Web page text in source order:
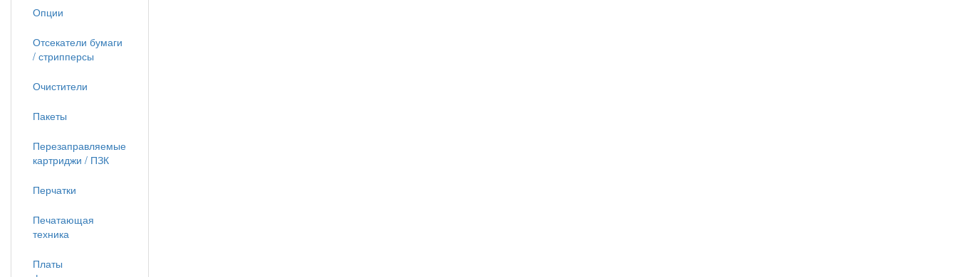
Опции
Отсекатели бумаги
/ стрипперсы
Очистители
Пакеты
Перезаправляемые
картриджи / ПЗК
Перчатки
Печатающая
техника
Платы